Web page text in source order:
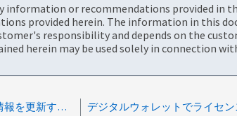
information or recommendations provided in
provided herein. The information in this
responsibility and depends on the
herein may be used solely in connection
REST API を使用して BlueXP で NSS 認証情報を更新する方法